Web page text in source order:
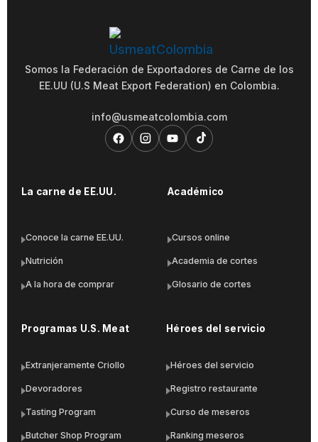
La carne de EE.UU.
Conoce la carne EE.UU.
Nutrición
A la hora de comprar
Académico
Cursos online
Academia de cortes
Glosario de cortes
Programas U.S. Meat
Extranjeramente Criollo
Devoradores
Tasting Program
Butcher Shop Program
Héroes del servicio
Héroes del servicio
Registro restaurante
Curso de meseros
Ranking meseros
Somos la Federación de Exportadores de Carne de los
EE.UU (U.S Meat Export Federation) en Colombia.
info@usmeatcolombia.com